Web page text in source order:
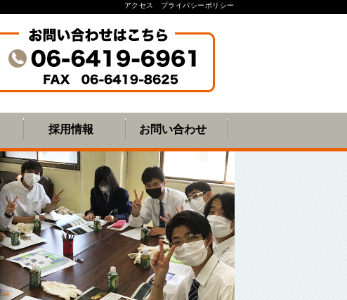
プライバシーポリシー
アクセス
採用情報 お問い合わせ